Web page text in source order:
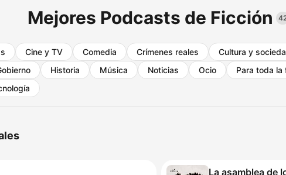
Mejores Podcasts de Ficción
Cine y TV Comedia Crímenes reales Cultura y
Historia Música Noticias Ocio Para toda la
La asamblea de